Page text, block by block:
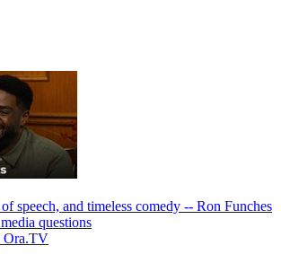
speech, and timeless comedy -- Ron Funches
questions
Ora.TV